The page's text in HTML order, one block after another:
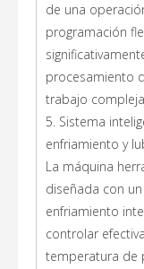
de una
programación
procesamiento
trabajo
5. Sistema
enfriamiento y
La máquina
diseñada con
enfriamiento
controlar
temperatura de